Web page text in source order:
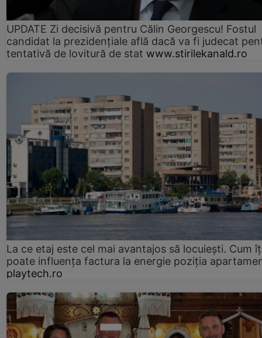
UPDATE Zi decisivă pentru Călin Georgescu! Fostul
candidat la prezidențiale află dacă va fi judecat
tentativă de lovitură de stat www.stirilekanald.ro
La ce etaj este cel mai avantajos să locuiești. Cum
poate influența factura la energie poziția
playtech.ro